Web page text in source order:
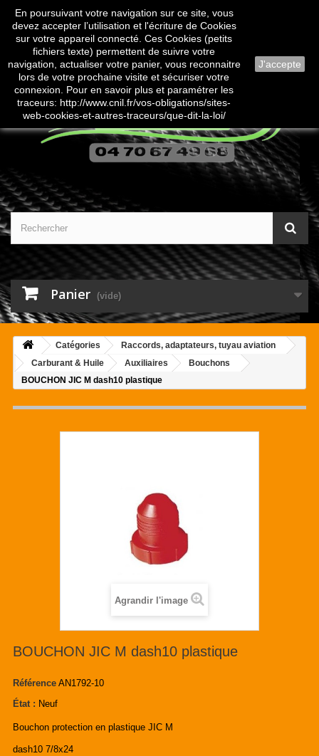
Contactez-nous
Panier (vide)
Catégories
Raccords, adaptateurs, tuyau aviation
Carburant & Huile
Auxiliaires
Bouchons
BOUCHON JIC M dash10 plastique
Agrandir l'image
BOUCHON JIC M dash10 plastique
Référence AN1792-10
État : Neuf
Bouchon protection en plastique JIC M
dash10 7/8x24
En poursuivant votre navigation sur ce site, vous
devez accepter l’utilisation et l'écriture de Cookies
sur votre appareil connecté. Ces Cookies (petits
fichiers texte) permettent de suivre votre
navigation, actualiser votre panier, vous reconnaitre
lors de votre prochaine visite et sécuriser votre
connexion. Pour en savoir plus et paramétrer les
traceurs: http://www.cnil.fr/vos-obligations/sites-
web-cookies-et-autres-traceurs/que-dit-la-loi/
J'accepte